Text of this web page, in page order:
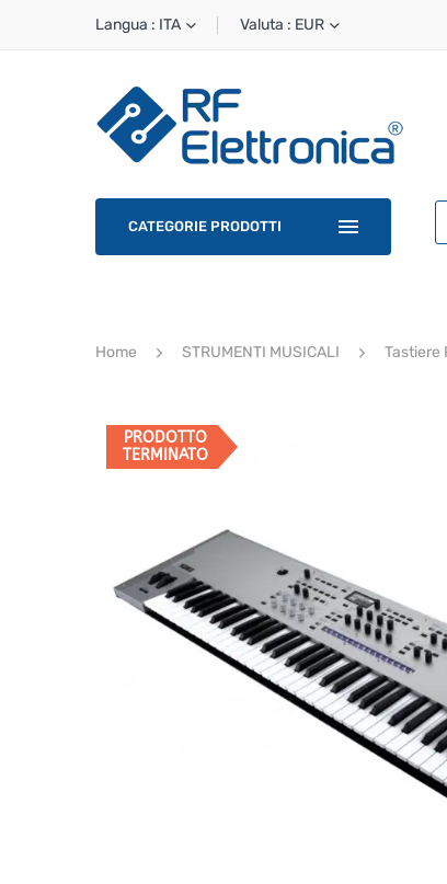
Langua : ITA Valuta : EUR
CATEGORIE PRODOTTI
Home STRUMENTI MUSICALI Tastiere
PRODOTTO
TERMINATO